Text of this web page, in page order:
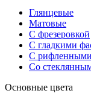
Глянцевые
Матовые
С фрезеровкой
С гладкими
С
Со
Основные цвета